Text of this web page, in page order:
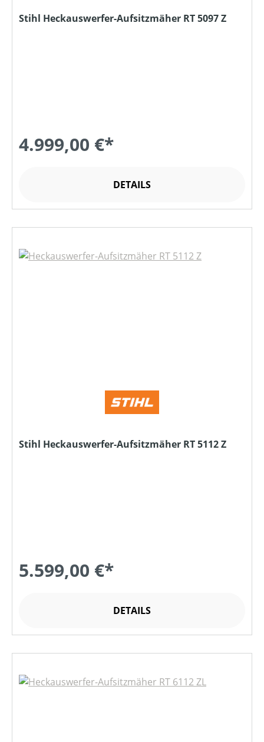
Stihl Heckauswerfer-Aufsitzmäher RT 5097 Z
4.999,00 €*
DETAILS
Stihl Heckauswerfer-Aufsitzmäher RT 5112 Z
5.599,00 €*
DETAILS